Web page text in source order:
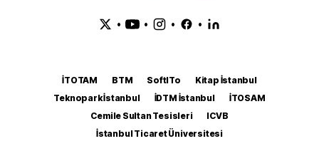
• • • •
İTOTAM BTM SoftITo
Kitap İstanbul
Teknopark İstanbul
İDTM İstanbul
İTOSAM
Cemile Sultan Tesisleri
ICVB
İstanbul Ticaret Üniversitesi